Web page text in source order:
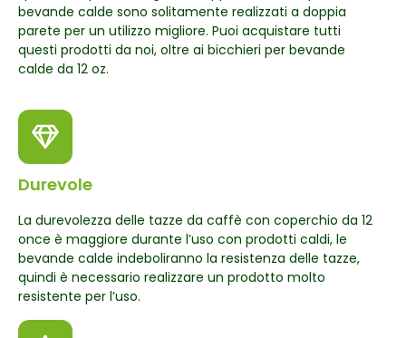
bevande calde sono solitamente realizzati a doppia
parete per un utilizzo migliore. Puoi acquistare tutti
questi prodotti da noi, oltre ai bicchieri per bevande
calde da 12 oz.
Durevole
La durevolezza delle tazze da caffè con coperchio da 12
once è maggiore durante l’uso con prodotti caldi, le
bevande calde indeboliranno la resistenza delle tazze,
quindi è necessario realizzare un prodotto molto
resistente per l’uso.